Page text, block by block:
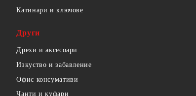
Катинари и ключове
Други
Дрехи и аксесоари
Изкуство и забавление
Офис консумативи
Чанти и куфари